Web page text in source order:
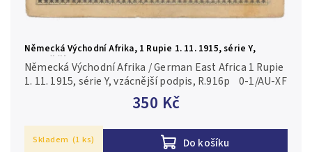
Německá Východní Afrika, 1 Rupie 1. 11. 1915, série Y,
vzácnější podpis, R.916p
350 Kč
Do košíku
Německá Východní Afrika / German East Africa 1 Rupie
1. 11. 1915, série Y, vzácnější podpis, R.916p 0-1/AU-XF
Skladem (1 ks)